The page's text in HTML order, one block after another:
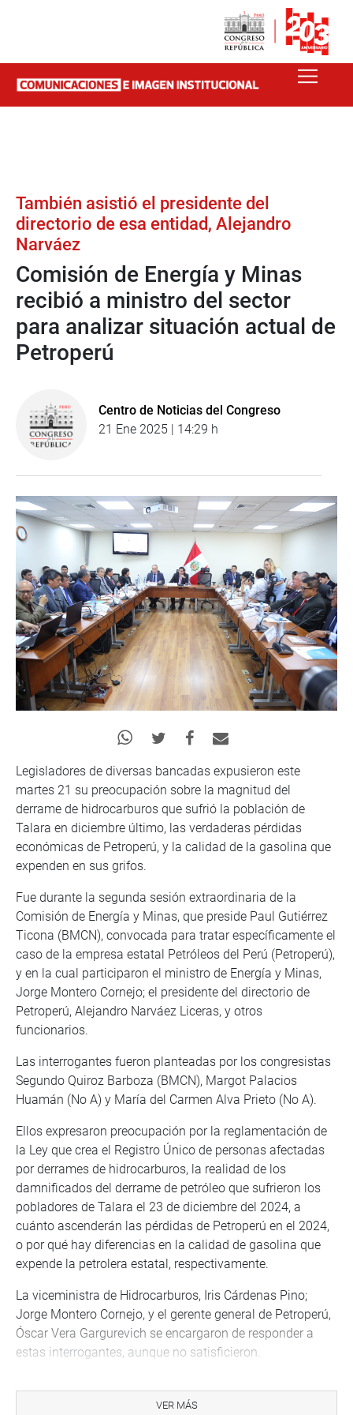
También asistió el presidente del
directorio de esa entidad, Alejandro
Narváez
Comisión de Energía y Minas
recibió a ministro del sector
para analizar situación actual de
Petroperú
Centro de Noticias del Congreso
21 Ene 2025 | 14:29 h
Legisladores de diversas bancadas expusieron este
martes 21 su preocupación sobre la magnitud del
derrame de hidrocarburos que sufrió la población de
Talara en diciembre último, las verdaderas pérdidas
económicas de Petroperú, y la calidad de la gasolina que
expenden en sus grifos.
Fue durante la segunda sesión extraordinaria de la
Comisión de Energía y Minas, que preside Paul Gutiérrez
Ticona (BMCN), convocada para tratar específicamente el
caso de la empresa estatal Petróleos del Perú (Petroperú),
y en la cual participaron el ministro de Energía y Minas,
Jorge Montero Cornejo; el presidente del directorio de
Petroperú, Alejandro Narváez Liceras, y otros
funcionarios.
Las interrogantes fueron planteadas por los congresistas
Segundo Quiroz Barboza (BMCN), Margot Palacios
Huamán (No A) y María del Carmen Alva Prieto (No A).
Ellos expresaron preocupación por la reglamentación de
la Ley que crea el Registro Único de personas afectadas
por derrames de hidrocarburos, la realidad de los
damnificados del derrame de petróleo que sufrieron los
pobladores de Talara el 23 de diciembre del 2024, a
cuánto ascenderán las pérdidas de Petroperú en el 2024,
o por qué hay diferencias en la calidad de gasolina que
expende la petrolera estatal, respectivamente.
La viceministra de Hidrocarburos, Iris Cárdenas Pino;
Jorge Montero Cornejo, y el gerente general de Petroperú,
Óscar Vera Gargurevich se encargaron de responder a
estas interrogantes, aunque no satisficieron.
Montero Cornejo, en el inicio de la sesión, efectuó algunas
VER MÁS